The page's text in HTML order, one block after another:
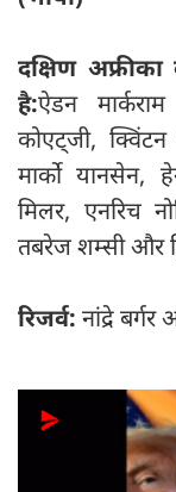
दक्षिण
है:ऐडन
कोएट्जी, क्विंटन
मार्को यानसेन,
मिलर, एनरिच
तबरेज शम्सी और
रिजर्व: नांद्रे